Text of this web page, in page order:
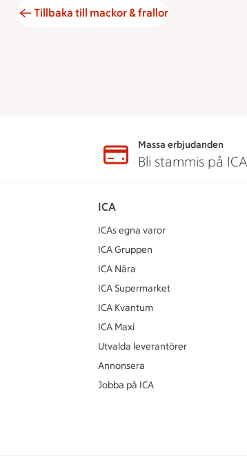
Tillbaka till mackor & frallor
Massa erbjudanden
Bli stammis på ICA
ICA
ICAs egna varor
ICA Gruppen
ICA Nära
ICA Supermarket
ICA Kvantum
ICA Maxi
Utvalda leverantörer
Annonsera
Jobba på ICA